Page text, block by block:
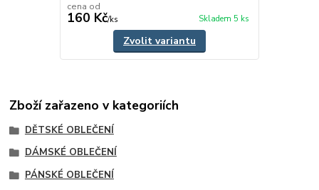
cena od
160 Kč/ks Skladem 5 ks
Zvolit variantu
Zboží zařazeno v kategoriích
DĚTSKÉ OBLEČENÍ
DÁMSKÉ OBLEČENÍ
PÁNSKÉ OBLEČENÍ